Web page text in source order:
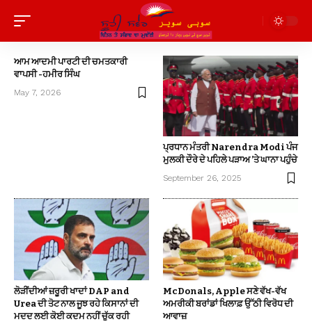
ਆਮ ਆਦਮੀ ਪਾਰਟੀ ਦੀ ਚਮਤਕਾਰੀ
ਵਾਪਸੀ -ਹਮੀਰ ਸਿੰਘ
May 7, 2026
ਪ੍ਰਧਾਨ ਮੰਤਰੀ Narendra Modi ਪੰਜ
ਮੁਲਕੀ ਦੌਰੇ ਦੇ ਪਹਿਲੇ ਪੜਾਅ ’ਤੇ ਘਾਨਾ ਪਹੁੰਚੇ
September 26, 2025
ਲੋੜੀਂਦੀਆਂ ਜ਼ਰੂਰੀ ਖਾਦਾਂ DAP and
Urea ਦੀ ਤੋਟ ਨਾਲ ਜੂਝ ਰਹੇ ਕਿਸਾਨਾਂ ਦੀ
ਮਦਦ ਲਈ ਕੋਈ ਕਦਮ ਨਹੀਂ ਚੁੱਕ ਰਹੀ
McDonals, Apple ਸਣੇ ਵੱਖ-ਵੱਖ
ਅਮਰੀਕੀ ਬਰਾਂਡਾਂ ਖਿਲਾਫ਼ ਉੱਠੀ ਵਿਰੋਧ ਦੀ
ਆਵਾਜ਼